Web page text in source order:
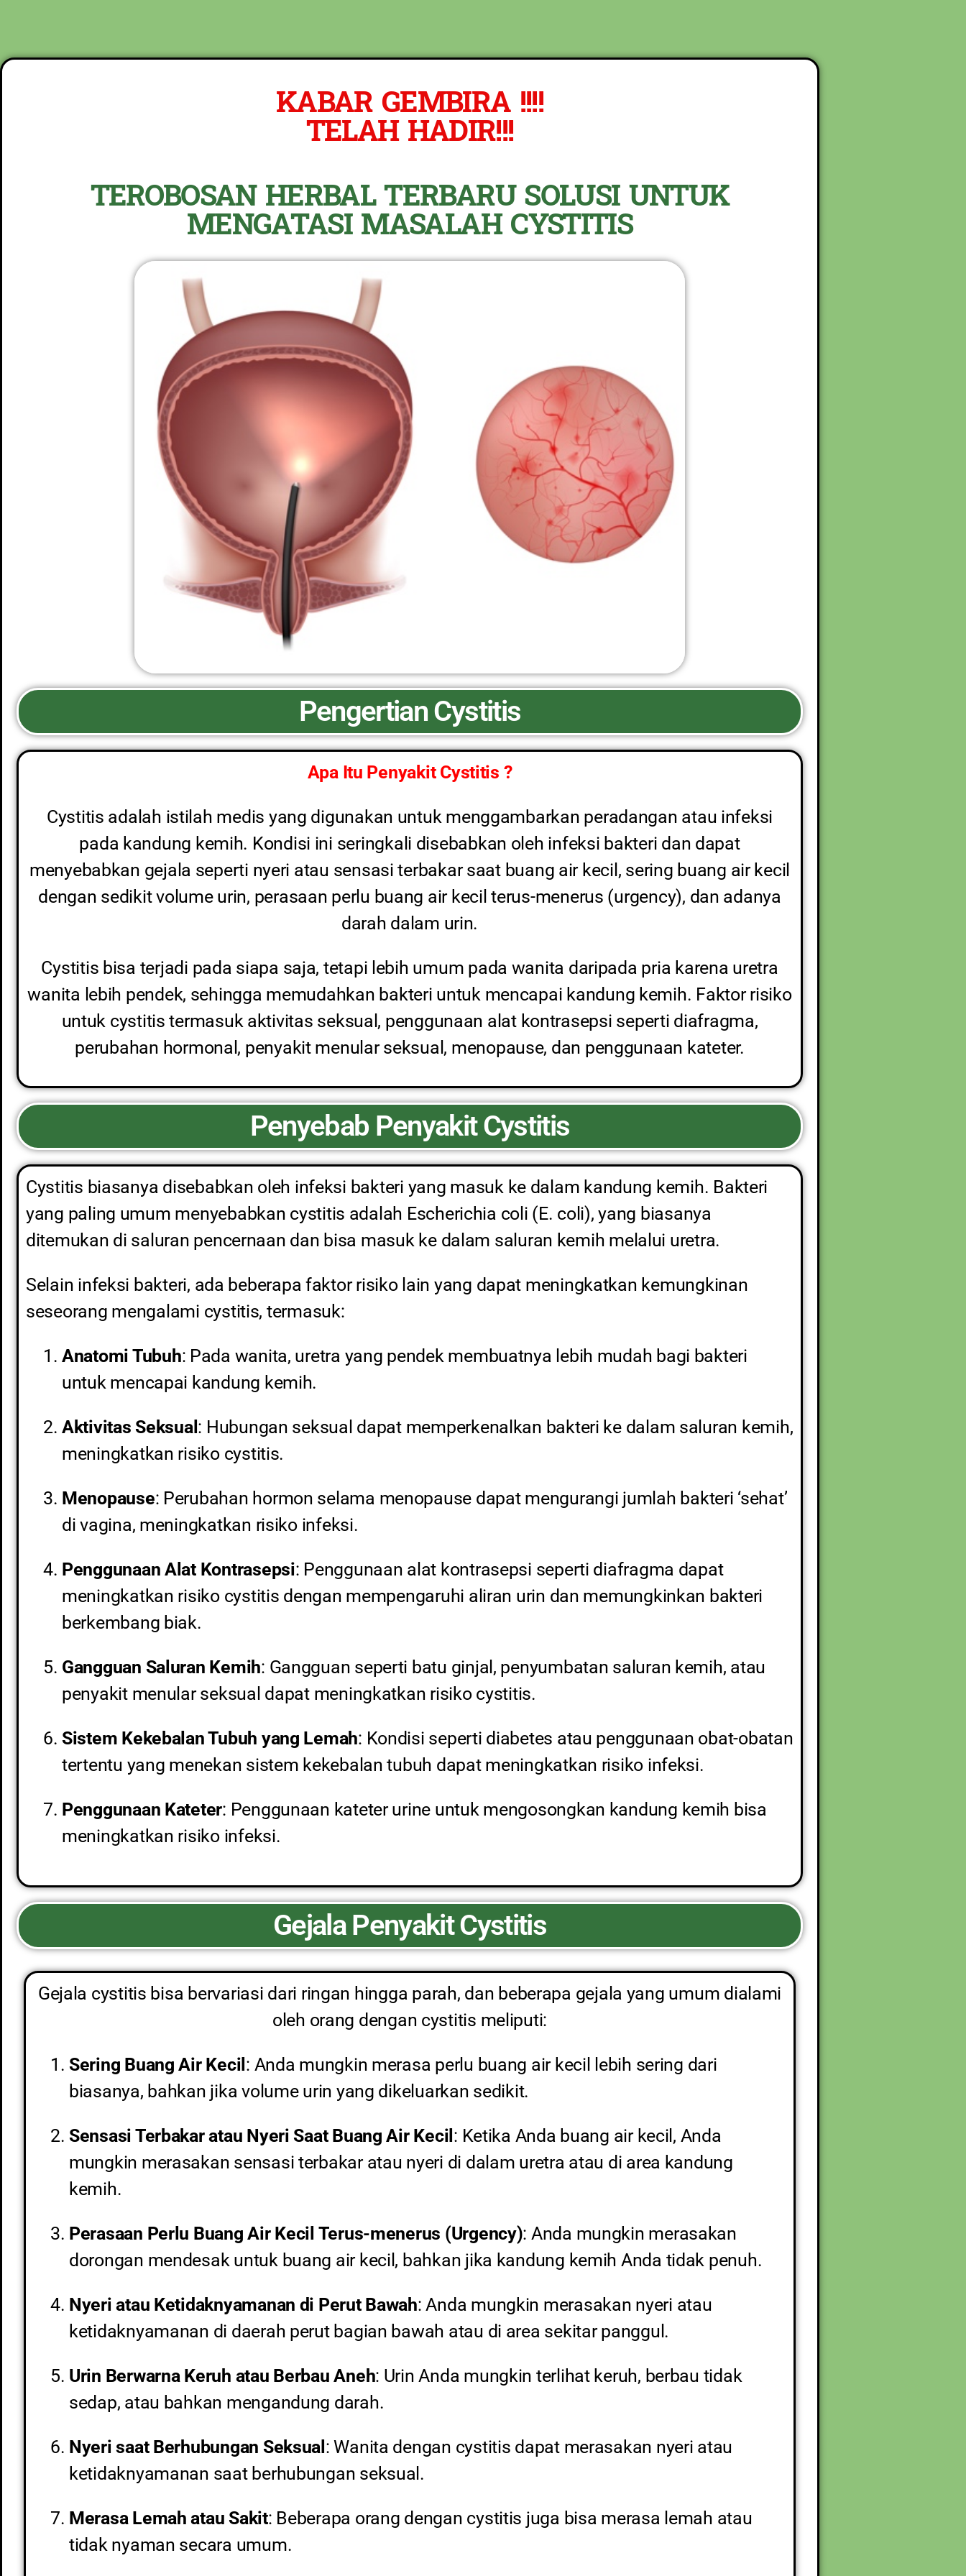
KABAR GEMBIRA !!!!
TELAH HADIR!!!
TEROBOSAN HERBAL TERBARU SOLUSI UNTUK
MENGATASI MASALAH CYSTITIS
Pengertian Cystitis
Apa Itu Penyakit Cystitis ?
Cystitis adalah istilah medis yang digunakan untuk menggambarkan peradangan atau infeksi
pada kandung kemih. Kondisi ini seringkali disebabkan oleh infeksi bakteri dan dapat
menyebabkan gejala seperti nyeri atau sensasi terbakar saat buang air kecil, sering buang air kecil
dengan sedikit volume urin, perasaan perlu buang air kecil terus-menerus (urgency), dan adanya
darah dalam urin.
Cystitis bisa terjadi pada siapa saja, tetapi lebih umum pada wanita daripada pria karena uretra
wanita lebih pendek, sehingga memudahkan bakteri untuk mencapai kandung kemih. Faktor risiko
untuk cystitis termasuk aktivitas seksual, penggunaan alat kontrasepsi seperti diafragma,
perubahan hormonal, penyakit menular seksual, menopause, dan penggunaan kateter.
Penyebab Penyakit Cystitis
Cystitis biasanya disebabkan oleh infeksi bakteri yang masuk ke dalam kandung kemih. Bakteri
yang paling umum menyebabkan cystitis adalah Escherichia coli (E. coli), yang biasanya
ditemukan di saluran pencernaan dan bisa masuk ke dalam saluran kemih melalui uretra.
Selain infeksi bakteri, ada beberapa faktor risiko lain yang dapat meningkatkan kemungkinan
seseorang mengalami cystitis, termasuk:
Anatomi Tubuh: Pada wanita, uretra yang pendek membuatnya lebih mudah bagi bakteri
untuk mencapai kandung kemih.
Aktivitas Seksual : Hubungan seksual dapat memperkenalkan bakteri ke dalam saluran kemih,
meningkatkan risiko cystitis.
Menopause: Perubahan hormon selama menopause dapat mengurangi jumlah bakteri ‘sehat’
di vagina, meningkatkan risiko infeksi.
Penggunaan Alat Kontrasepsi: Penggunaan alat kontrasepsi seperti diafragma dapat
meningkatkan risiko cystitis dengan mempengaruhi aliran urin dan memungkinkan bakteri
berkembang biak.
Gangguan Saluran Kemih: Gangguan seperti batu ginjal, penyumbatan saluran kemih, atau
penyakit menular seksual dapat meningkatkan risiko cystitis.
Sistem Kekebalan Tubuh yang Lemah: Kondisi seperti diabetes atau penggunaan obat-obatan
tertentu yang menekan sistem kekebalan tubuh dapat meningkatkan risiko infeksi.
Penggunaan Kateter: Penggunaan kateter urine untuk mengosongkan kandung kemih bisa
meningkatkan risiko infeksi.
Gejala Penyakit Cystitis
Gejala cystitis bisa bervariasi dari ringan hingga parah, dan beberapa gejala yang umum dialami
oleh orang dengan cystitis meliputi:
Sering Buang Air Kecil : Anda mungkin merasa perlu buang air kecil lebih sering dari
biasanya, bahkan jika volume urin yang dikeluarkan sedikit.
Sensasi Terbakar atau Nyeri Saat Buang Air Kecil : Ketika Anda buang air kecil, Anda
mungkin merasakan sensasi terbakar atau nyeri di dalam uretra atau di area kandung
kemih.
Perasaan Perlu Buang Air Kecil Terus-menerus (Urgency): Anda mungkin merasakan
dorongan mendesak untuk buang air kecil, bahkan jika kandung kemih Anda tidak penuh.
Nyeri atau Ketidaknyamanan di Perut Bawah: Anda mungkin merasakan nyeri atau
ketidaknyamanan di daerah perut bagian bawah atau di area sekitar panggul.
Urin Berwarna Keruh atau Berbau Aneh: Urin Anda mungkin terlihat keruh, berbau tidak
sedap, atau bahkan mengandung darah.
Nyeri saat Berhubungan Seksual : Wanita dengan cystitis dapat merasakan nyeri atau
ketidaknyamanan saat berhubungan seksual.
Merasa Lemah atau Sakit: Beberapa orang dengan cystitis juga bisa merasa lemah atau
tidak nyaman secara umum.